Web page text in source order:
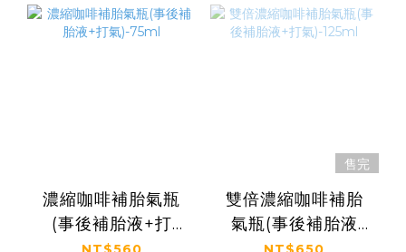
濃縮咖啡補胎氣瓶
(事後補胎液+打
售完
雙倍濃縮咖啡補胎
氣瓶(事後補胎液